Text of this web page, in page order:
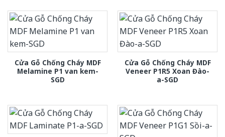
Cửa Gỗ Chống Cháy MDF
Melamine P1 van kem-
SGD
Cửa Gỗ Chống Cháy MDF
Veneer P1R5 Xoan Đào-
a-SGD